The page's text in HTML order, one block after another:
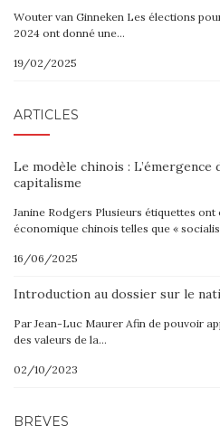
Wouter van Ginneken Les élections
2024 ont donné une…
19/02/2025
ARTICLES
Le modèle chinois : L’émergence
capitalisme
Janine Rodgers Plusieurs étiquettes
économique chinois telles que «
16/06/2025
Introduction au dossier sur le
Par Jean-Luc Maurer Afin de pouvoir
des valeurs de la…
02/10/2023
BRÈVES